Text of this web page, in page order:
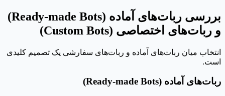
بررسی ربات‌های آماده (Ready-made Bots)
و ربات‌های اختصاصی (Custom Bots)
انتخاب میان ربات‌های آماده و ربات‌های سفارشی یک تصمیم کلیدی
است.
ربات‌های آماده (Ready-made Bots)